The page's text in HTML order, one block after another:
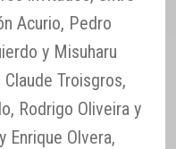
Acurio, Pedro
y Misuharu
Troisgros,
Rodrigo Oliveira y
Enrique Olvera,